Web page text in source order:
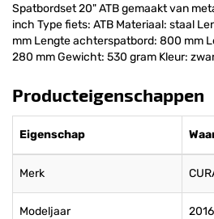
Spatbordset 20" ATB gemaakt van
inch Type fiets: ATB Materiaal: staal
mm Lengte achterspatbord: 800 mm
280 mm Gewicht: 530 gram Kleur:
Producteigenschappen
Eigenschap
Merk
Modeljaar 2016